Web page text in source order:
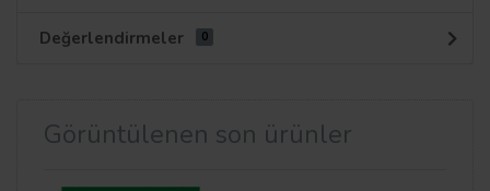
Değerlendirmeler 0
Görüntülenen son ürünler